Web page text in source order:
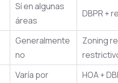
Sí en algunas
áreas
DBPR +
Generalmente
no
Zoning
Varía por
HOA +